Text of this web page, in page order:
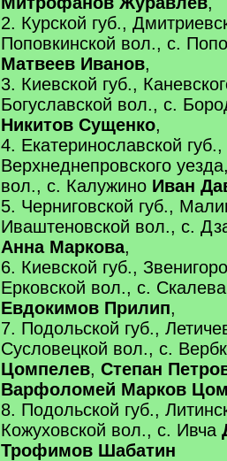
2. Курской губ.,
Поповкинской вол., с.
Матвеев Иванов,
3. Киевской губ.,
Богуславской вол., с.
Никитов Сущенко,
4. Екатеринославской губ.,
Верхнеднепровского
вол., с. Калужино Иван
5. Черниговской губ.,
Иваштеновской вол., с.
Анна Маркова,
6. Киевской губ.,
Ерковской вол., с.
Евдокимов Прилип,
7. Подольской губ.,
Сусловецкой вол., с.
Цомпелев, Степан
Варфоломей Марков
8. Подольской губ.,
Кожуховской вол., с. Ивча
Трофимов Шабатин